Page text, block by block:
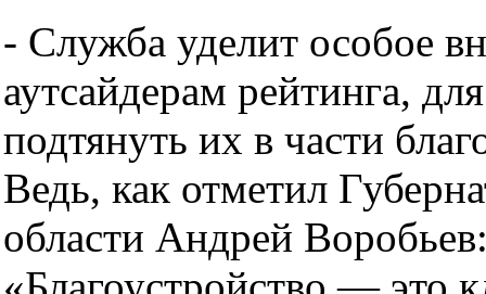
- Служба уделит особое
аутсайдерам рейтинга,
подтянуть их в части
Ведь, как отметил
области Андрей